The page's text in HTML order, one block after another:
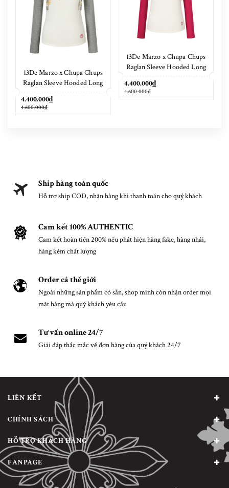
13De Marzo x Chupa Chups
Raglan Sleeve Hooded Long
4.400.000₫
4.600.000₫
13De Marzo x Chupa Chups
Raglan Sleeve Hooded Long
4.400.000₫
4.600.000₫
Ship hàng toàn quốc
Hỗ trợ ship COD, nhận hàng khi thanh toán cho quý khách
Cam kết 100% AUTHENTIC
Cam kết hoàn tiền 200% nếu phát hiện hàng fake, hàng nhái,
hàng kém chất lượng
Order cả thế giới
Ngoài những sản phẩm có sẵn, shop mình còn nhận order mọi
mặt hàng mà quý khách yêu cầu
Tư vấn online 24/7
Giải đáp thắc mắc về đơn hàng của quý khách 24/7
LIÊN KẾT
CHÍNH SÁCH
HỖ TRỢ KHÁCH HÀNG
FANPAGE